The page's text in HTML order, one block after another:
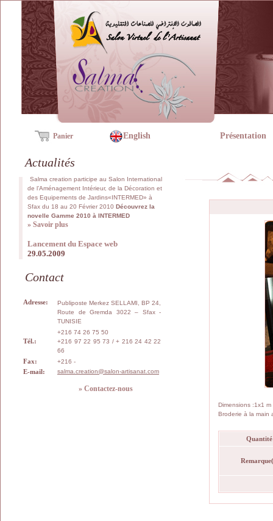
Panier English Présentation
Actualités
Contact
Adresse:
Publiposte Merkez SELLAMI, BP 24,
Route de Gremda 3022 – Sfax -
TUNISIE
Tél.:
+216 74 26 75 50
+216 97 22 95 73 / + 216 24 42 22
66
Fax: +216 -
E-mail: salma.creation@salon-artisanat.com
» Contactez-nous
Dimensions :1x1 m
Broderie à la main
Quantité